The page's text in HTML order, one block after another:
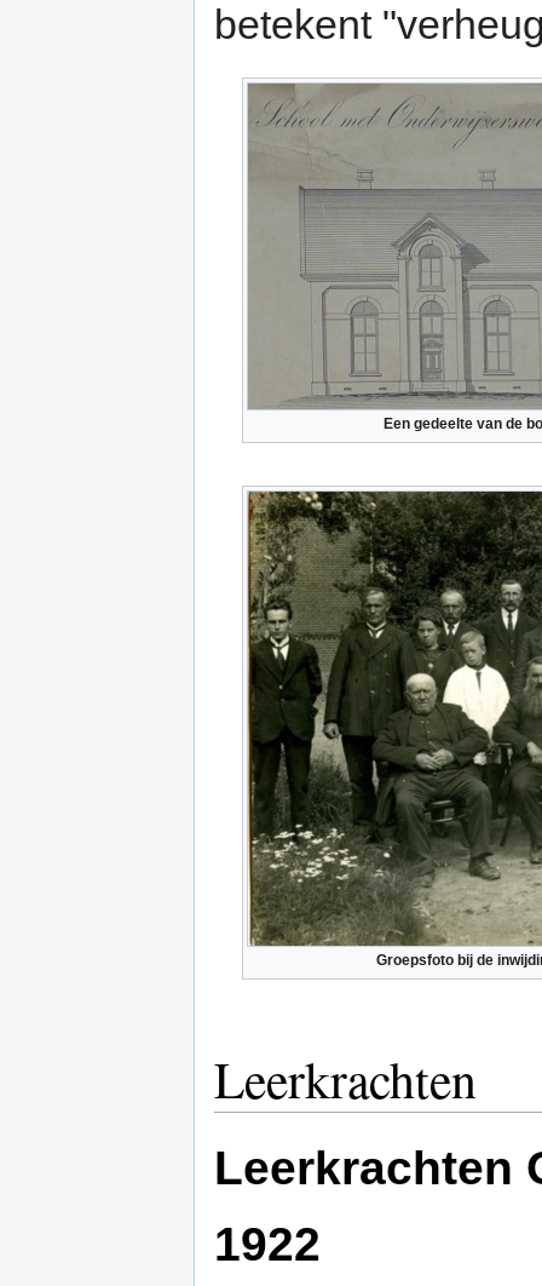
betekent
Een gedeelte van de
Groepsfoto bij de
Leerkrachten
Leerkrachten
1922